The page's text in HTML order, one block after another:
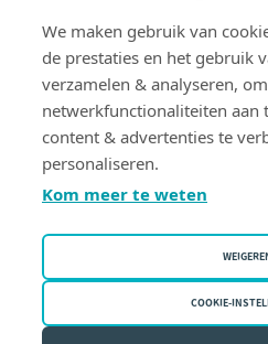
buurt.
VIND EEN NOTARIS
Privacy
We maken gebruik van
de prestaties en het gebruik
verzamelen & analyseren,
netwerkfunctionaliteiten aan
content & advertenties te
personaliseren.
Kom meer te weten
COOKIE-